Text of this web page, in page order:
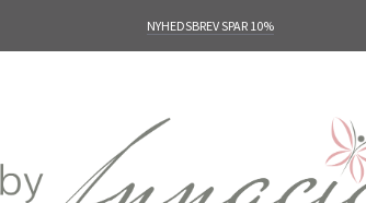
NYHEDSBREV SPAR 10%